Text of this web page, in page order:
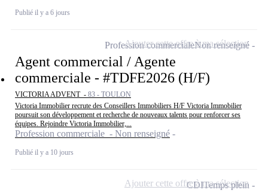
Publié il y a 6 jours
Agent commercial / Agente
commerciale - #TDFE2026 (H/F)
VICTORIA ADVENT - 83 - TOULON
Victoria Immobilier recrute des Conseillers Immobiliers H/F Victoria Immobilier
poursuit son développement et recherche de nouveaux talents pour renforcer ses
équipes. Rejoindre Victoria Immobilier,...
Profession commerciale - Non renseigné
Publié il y a 10 jours
Profession commercialeNon renseigné
Ajouter cette offre à ma sélection
CDITemps plein
Ajouter cette offre à ma sélection